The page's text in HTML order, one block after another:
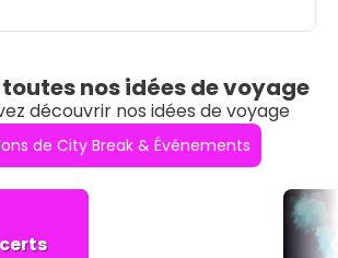
nos idées de voyage
découvrir nos idées de voyage
de City Break & Événements